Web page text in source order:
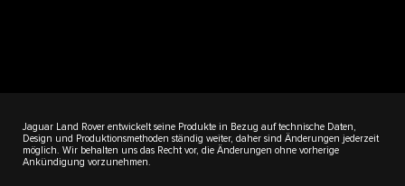
Jaguar Land Rover entwickelt seine Produkte in Bezug auf technische Daten,
Design und Produktionsmethoden ständig weiter, daher sind Änderungen jederzeit
möglich. Wir behalten uns das Recht vor, die Änderungen ohne vorherige
Ankündigung vorzunehmen.